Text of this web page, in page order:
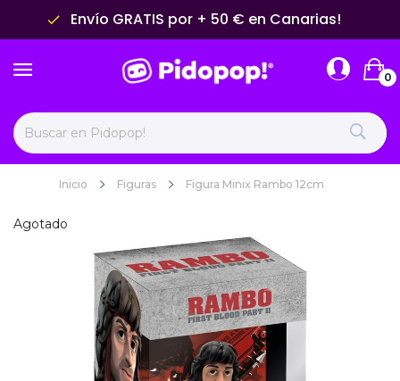
done Envío GRATIS por + 50 € en Canarias!
0
Inicio Figuras Figura Minix Rambo 12cm
Agotado